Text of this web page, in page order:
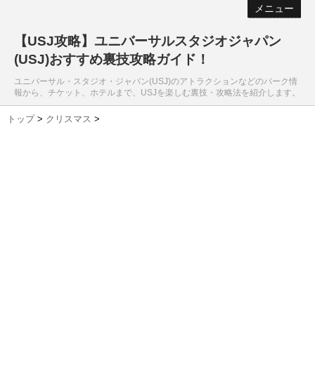
メニュー
【USJ攻略】ユニバーサルスタジオジャパン
(USJ)おすすめ裏技攻略ガイド！
ユニバーサル・スタジオ・ジャパン(USJ)のアトラクションなどのパーク情
報から、チケット、ホテルまで、USJを楽しむ裏技・攻略法を紹介します。
トップ > クリスマス >